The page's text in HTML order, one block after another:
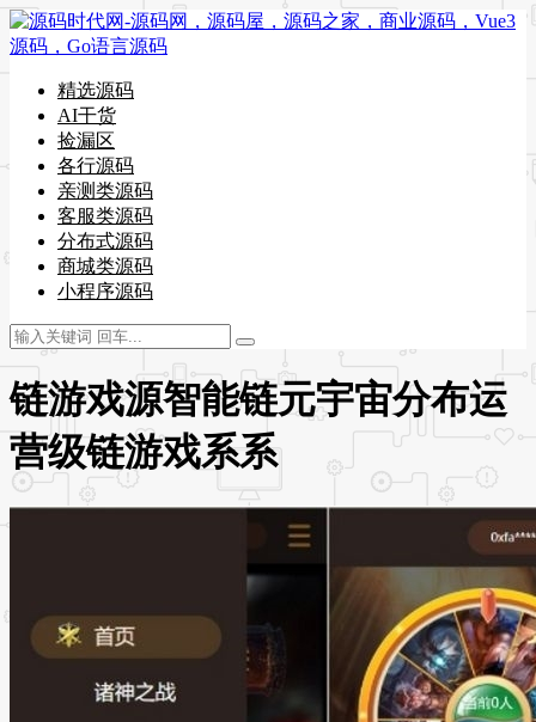
精选源码
AI干货
捡漏区
各行源码
亲测类源码
客服类源码
分布式源码
商城类源码
小程序源码
链游戏源智能链元宇宙分布运
营级链游戏系系